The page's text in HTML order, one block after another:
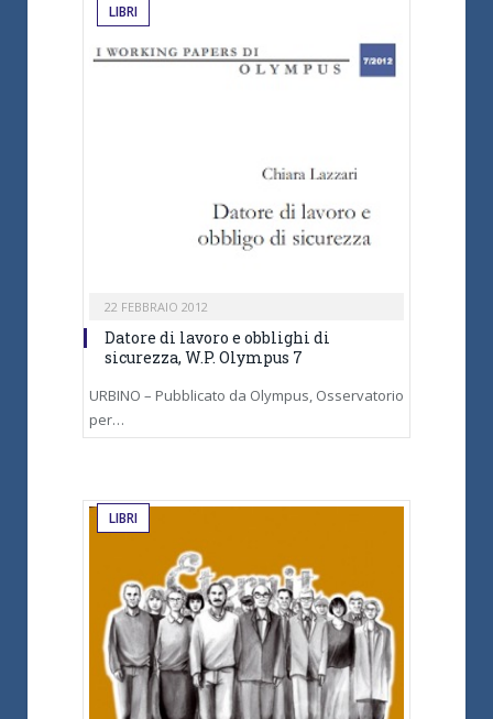
LIBRI
22 FEBBRAIO 2012
Datore di lavoro e obblighi di
sicurezza, W.P. Olympus 7
URBINO – Pubblicato da Olympus, Osservatorio
per…
LIBRI